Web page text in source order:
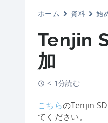
ホーム 資料 始
Tenjin
加
< 1分読む
こちらのTenjin
てください。